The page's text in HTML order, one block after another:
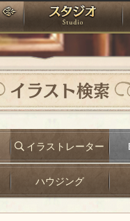
アトリエ
イラスト検索
イラストレーター
ハウジング